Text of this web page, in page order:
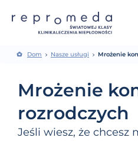
Dom Nasze usługi Mrożenie
Mrożenie
rozrodczych
Jeśli wiesz, że chcesz